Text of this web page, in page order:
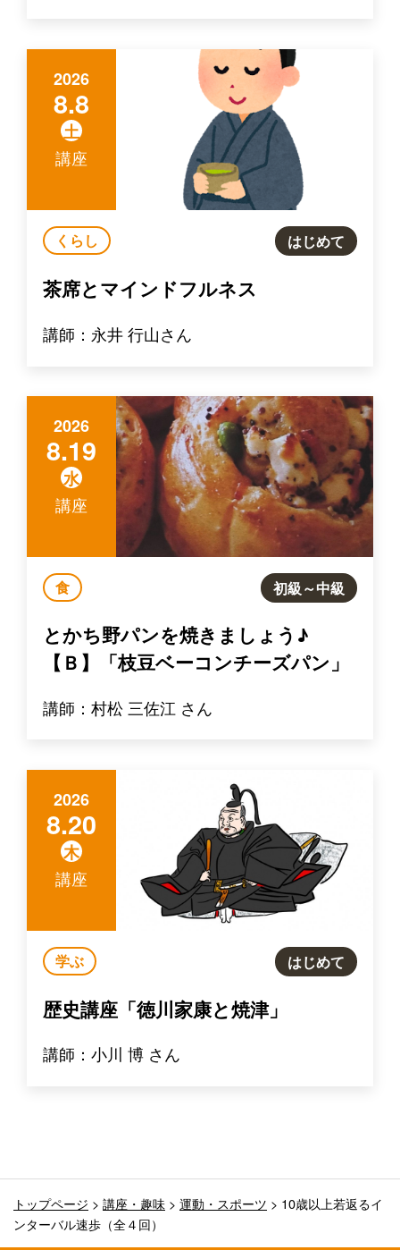
2026
8.8
土
講座
くらし はじめて
茶席とマインドフルネス
講師：永井 行山さん
2026
8.19
水
講座
食 初級～中級
とかち野パンを焼きましょう♪
【Ｂ】「枝豆ベーコンチーズパン」
講師：村松 三佐江 さん
2026
8.20
木
講座
学ぶ はじめて
歴史講座「徳川家康と焼津」
講師：小川 博 さん
トップページ > 講座・趣味 > 運動・スポーツ > 10歳以上若返るイ
ンターバル速歩（全４回）